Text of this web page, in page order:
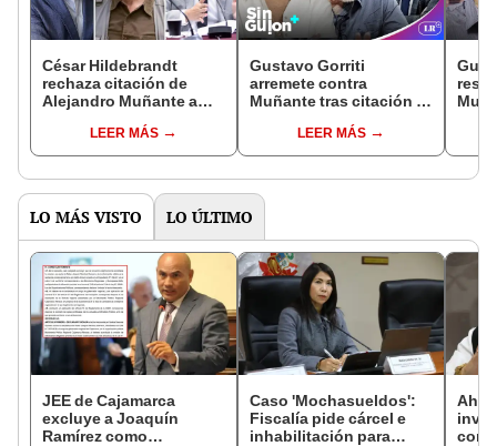
César Hildebrandt
rechaza citación de
Alejandro Muñante a
se ha creído? ¿Fiscal?"
LEER MÁS
Gustavo Gorriti
arremete contra
Muñante tras citación al
bribones intentan
cambiar por completo la
LEER MÁS
LO MÁS VISTO LO ÚLTIMO
JEE de Cajamarca
excluye a Joaquín
Ramírez como
Caso 'Mochasueldos':
Fiscalía pide cárcel e
inhabilitación para